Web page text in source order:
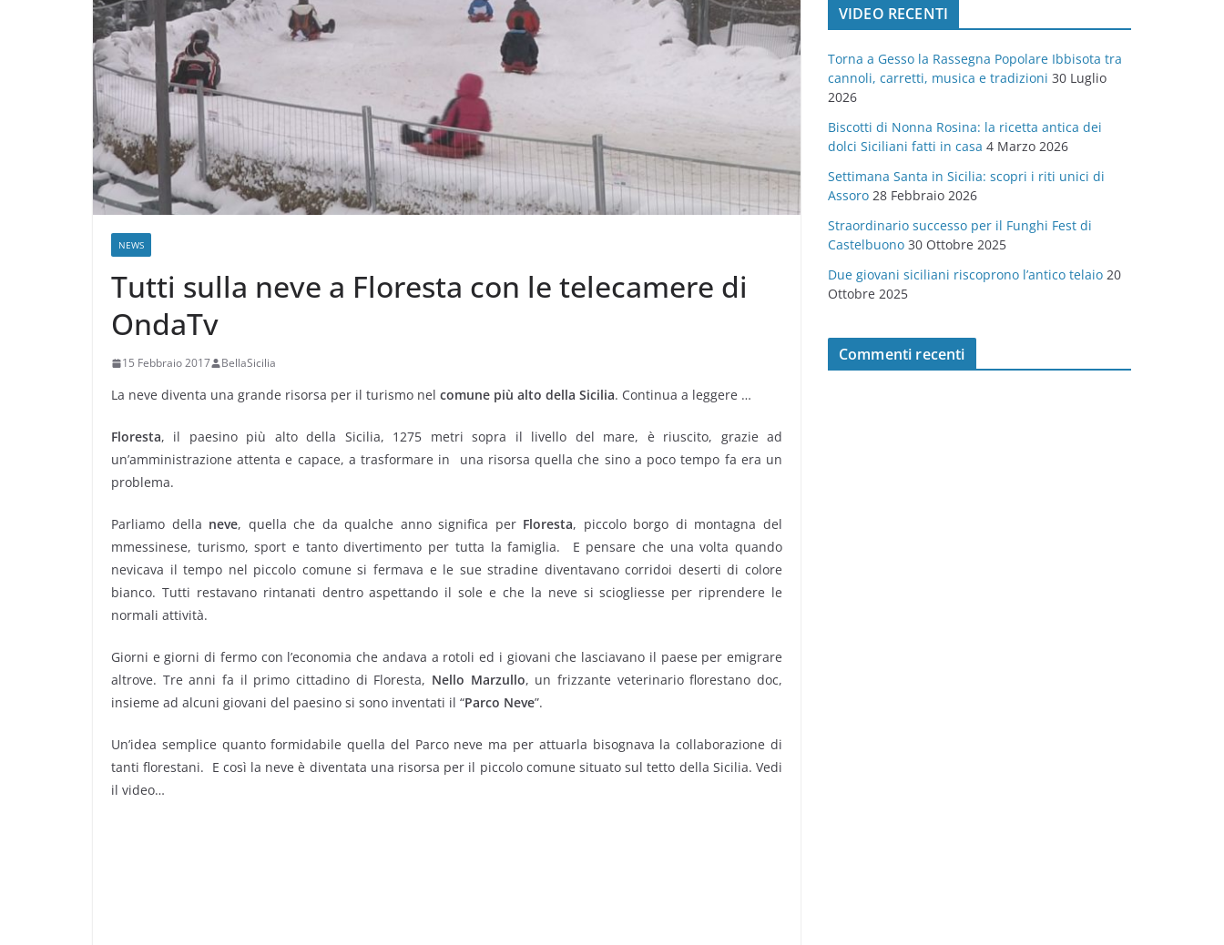
NEWS
Tutti sulla neve a Floresta con le telecamere di
OndaTv
15 Febbraio 2017 BellaSicilia
La neve diventa una grande risorsa per il turismo nel comune più alto della Sicilia. Continua a leggere …
Floresta, il paesino più alto della Sicilia, 1275 metri sopra il livello del mare, è riuscito, grazie ad
un’amministrazione attenta e capace, a trasformare in una risorsa quella che sino a poco tempo fa era un
problema.
Parliamo della neve, quella che da qualche anno significa per Floresta, piccolo borgo di montagna del
mmessinese, turismo, sport e tanto divertimento per tutta la famiglia. E pensare che una volta quando
nevicava il tempo nel piccolo comune si fermava e le sue stradine diventavano corridoi deserti di colore
bianco. Tutti restavano rintanati dentro aspettando il sole e che la neve si sciogliesse per riprendere le
normali attività.
Giorni e giorni di fermo con l’economia che andava a rotoli ed i giovani che lasciavano il paese per emigrare
altrove. Tre anni fa il primo cittadino di Floresta, Nello Marzullo, un frizzante veterinario florestano doc,
insieme ad alcuni giovani del paesino si sono inventati il “Parco Neve”.
Un’idea semplice quanto formidabile quella del Parco neve ma per attuarla bisognava la collaborazione di
tanti florestani. E così la neve è diventata una risorsa per il piccolo comune situato sul tetto della Sicilia. Vedi
il video…
o
r
e
VIDEO RECENTI
Torna a Gesso la Rassegna Popolare Ibbisota tra
cannoli, carretti, musica e tradizioni 30 Luglio
2026
Biscotti di Nonna Rosina: la ricetta antica dei
dolci Siciliani fatti in casa 4 Marzo 2026
Settimana Santa in Sicilia: scopri i riti unici di
Assoro 28 Febbraio 2026
Straordinario successo per il Funghi Fest di
Castelbuono 30 Ottobre 2025
Due giovani siciliani riscoprono l’antico telaio 20
Ottobre 2025
Commenti recenti